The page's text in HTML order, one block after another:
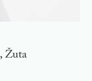
Žuta